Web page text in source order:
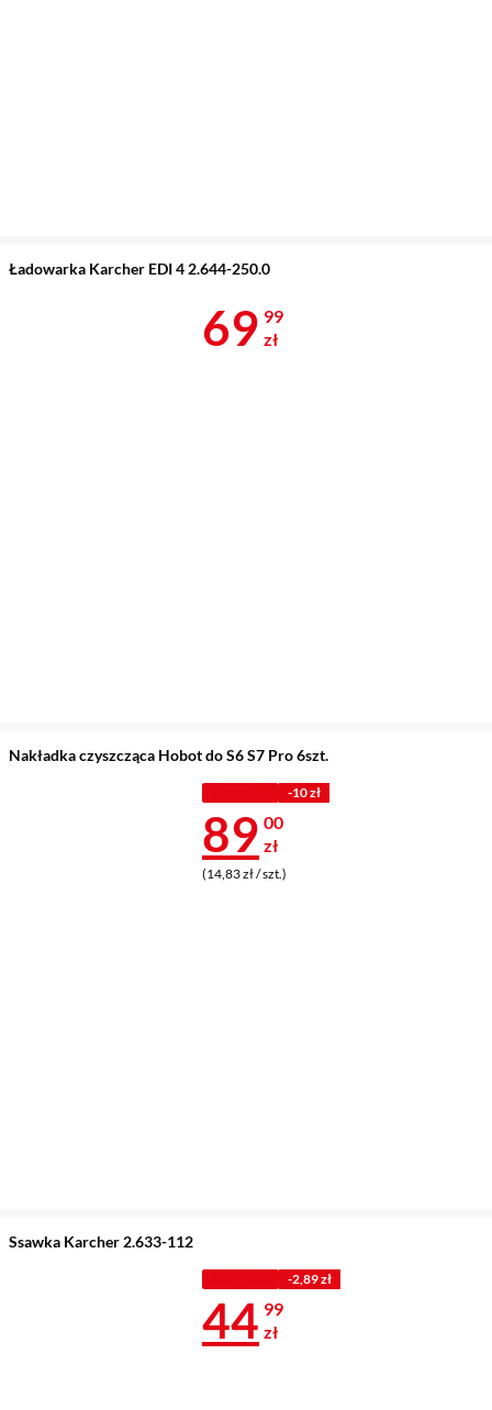
Ładowarka Karcher EDI 4 2.644-250.0
Cena 69,99
69 99
zł
Nakładka czyszcząca Hobot do S6 S7 Pro 6szt.
-10 zł
Cena 89 zł
89 00
zł
(14,83 zł / szt.)
Ssawka Karcher 2.633-112
-2,89 zł
Cena 44,99
44 99
zł